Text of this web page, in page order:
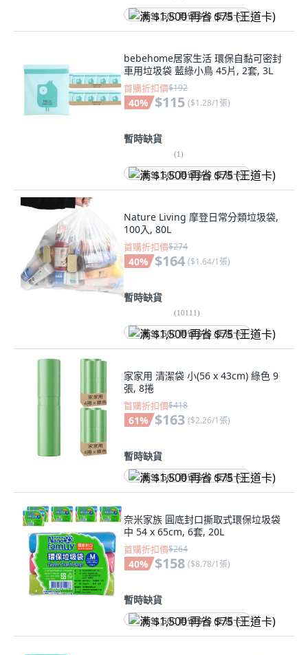
满 $1,500 再省 $75 (王道卡)
bebehome居家生活 環保自黏可密封
車用垃圾袋 藍綠小鳥 45片, 2套, 3L
首購折扣價$192
40% $115 ($1.28/1張)
暫時缺貨
(1)
满 $1,500 再省 $75 (王道卡)
Nature Living 摩登日常分類垃圾袋,
100入, 80L
首購折扣價$274
40% $164 ($1.64/1張)
暫時缺貨
(10111)
满 $1,500 再省 $75 (王道卡)
家家用 清潔袋 小(56 x 43cm) 綠色 9
張, 8捲
首購折扣價$418
61% $163 ($2.26/1張)
暫時缺貨
满 $1,500 再省 $75 (王道卡)
奈米家族 圓底封口撕取式環保垃圾袋
中 54 x 65cm, 6套, 20L
首購折扣價$264
40% $158 ($8.78/1張)
暫時缺貨
满 $1,500 再省 $75 (王道卡)